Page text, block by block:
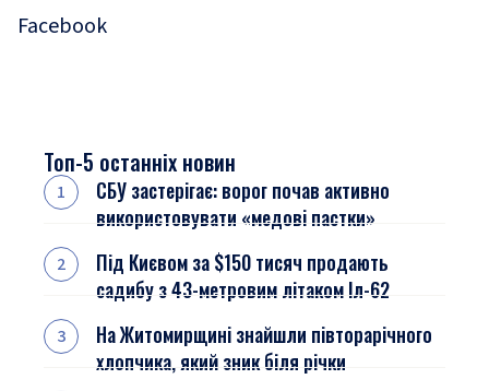
Facebook
Топ-5 останніх новин
СБУ застерігає: ворог почав активно
використовувати «медові пастки»
Під Києвом за $150 тисяч продають
садибу з 43-метровим літаком Іл-62
На Житомирщині знайшли півторарічного
хлопчика, який зник біля річки